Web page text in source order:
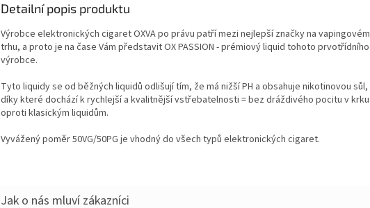
Detailní popis produktu
Výrobce elektronických cigaret OXVA po právu patří mezi nejlepší značky na vapingovém
trhu, a proto je na čase Vám představit OX PASSION - prémiový liquid tohoto prvotřídního
výrobce.
Tyto liquidy se od běžných liquidů odlišují tím, že má nižší PH a obsahuje nikotinovou sůl,
díky které dochází k rychlejší a kvalitnější vstřebatelnosti = bez dráždivého pocitu v krku
oproti klasickým liquidům.
Vyvážený poměr 50VG/50PG je vhodný do všech typů elektronických cigaret.